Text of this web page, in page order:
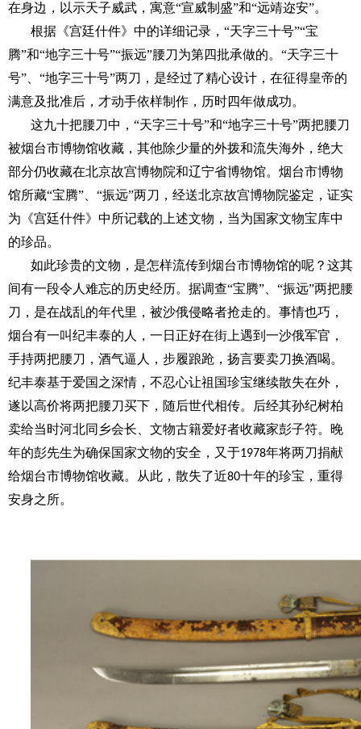
在身边，以示天子威武，寓意“宣威制盛”和“远靖迩安”。
根据《宫廷什件》中的详细记录， “天字三十号”“宝
腾”和“地字三十号”“振远”腰刀为第四批承做的。“天字三十
号”、“地字三十号”两刀，是经过了精心设计，在征得皇帝的
满意及批准后，才动手依样制作，历时四年做成功。
这九十把腰刀中， “天字三十号”和“地字三十号”两把腰刀
被烟台市博物馆收藏，其他除少量的外拨和流失海外，绝大
部分仍收藏在北京故宫博物院和辽宁省博物馆。烟台市博物
馆所藏“宝腾”、“振远”两刀，经送北京故宫博物院鉴定，证实
为《宫廷什件》中所记载的上述文物，当为国家文物宝库中
的珍品。
如此珍贵的文物，是怎样流传到烟台市博物馆的呢？这其
间有一段令人难忘的历史经历。据调查“宝腾”、“振远”两把腰
刀，是在战乱的年代里，被沙俄侵略者抢走的。事情也巧，
烟台有一叫纪丰泰的人，一日正好在街上遇到一沙俄军官，
手持两把腰刀，酒气逼人，步履踉跄，扬言要卖刀换酒喝。
纪丰泰基于爱国之深情，不忍心让祖国珍宝继续散失在外，
遂以高价将两把腰刀买下，随后世代相传。后经其孙纪树柏
卖给当时河北同乡会长、文物古籍爱好者收藏家彭子符。晚
年的彭先生为确保国家文物的安全，又于1978年将两刀捐献
给烟台市博物馆收藏。从此，散失了近80十年的珍宝，重得
安身之所。